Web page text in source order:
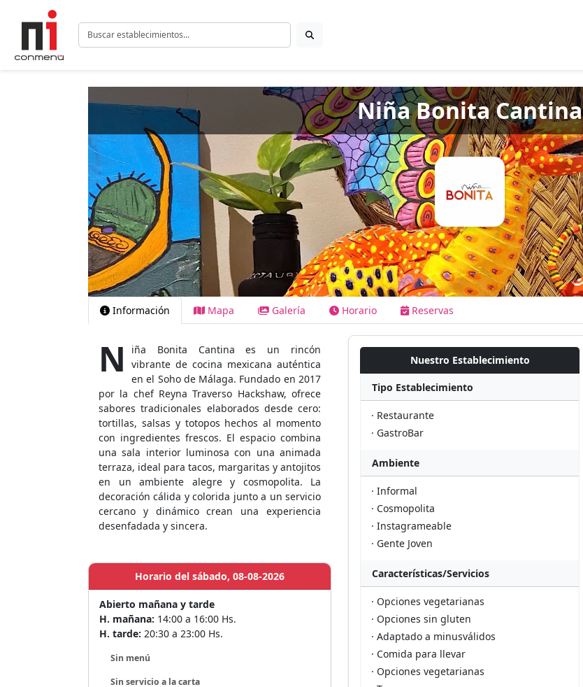
Niña Bonita Cantina
Información Mapa Galería Horario Reservas
N
iña Bonita Cantina es un rincón
vibrante de cocina mexicana auténtica
en el Soho de Málaga. Fundado en 2017
por la chef Reyna Traverso Hackshaw, ofrece
sabores tradicionales elaborados desde cero:
tortillas, salsas y totopos hechos al momento
con ingredientes frescos. El espacio combina
una sala interior luminosa con una animada
terraza, ideal para tacos, margaritas y antojitos
en un ambiente alegre y cosmopolita. La
decoración cálida y colorida junto a un servicio
cercano y dinámico crean una experiencia
desenfadada y sincera.
Horario del sábado, 08-08-2026
Abierto mañana y tarde
H. mañana: 14:00 a 16:00 Hs.
H. tarde: 20:30 a 23:00 Hs.
Sin menú
Sin servicio a la carta
Nuestro Establecimiento
Tipo Establecimiento
· Restaurante
· GastroBar
Ambiente
· Informal
· Cosmopolita
· Instagrameable
· Gente Joven
Características/Servicios
· Opciones vegetarianas
· Opciones sin gluten
· Adaptado a minusválidos
· Comida para llevar
· Opciones vegetarianas